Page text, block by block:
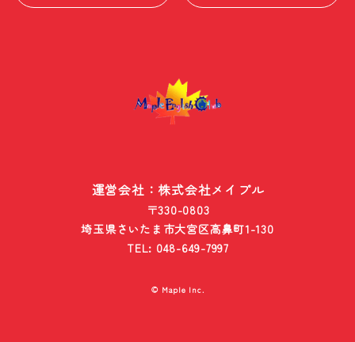
運営会社：株式会社メイプル
〒330-0803
埼玉県さいたま市大宮区高鼻町1-130
TEL: 048-649-7997
© Maple Inc.